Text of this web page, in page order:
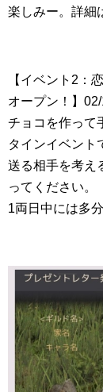
楽しみー。詳細
【イベント2：
オープン！】
チョコを作って
タインイベント
送る相手を考え
ってください。
1両日中には多